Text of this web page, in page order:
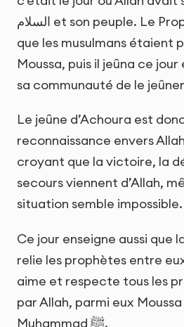
السلام et son peuple. Le Prophète ﷺ indiqua
que les musulmans étaient
Moussa, puis il jeûna ce
sa communauté de le
Le jeûne d’Achoura est
reconnaissance envers
croyant que la victoire, la
secours viennent d’Allah,
situation semble impossible.
Ce jour enseigne aussi que
relie les prophètes entre
aime et respecte tous les
par Allah, parmi eux Moussa عليه السلام et
Muhammad ﷺ.